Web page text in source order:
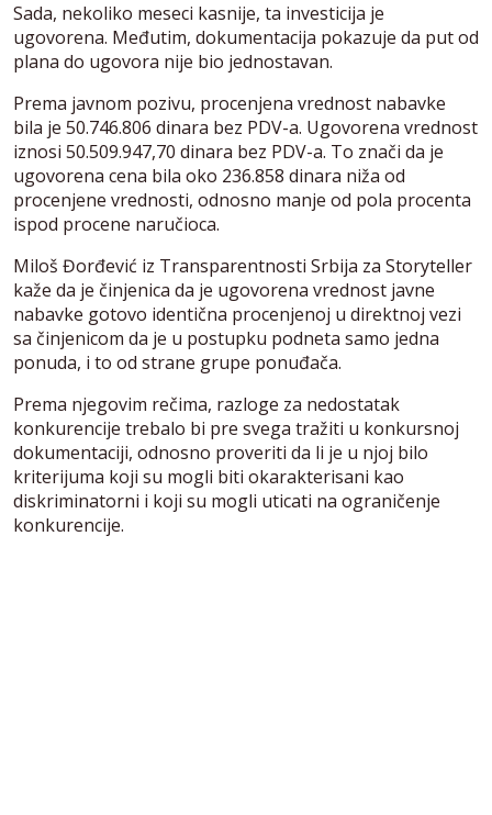
Sada, nekoliko meseci kasnije, ta investicija je
ugovorena. Međutim, dokumentacija pokazuje da put od
plana do ugovora nije bio jednostavan.
Prema javnom pozivu, procenjena vrednost nabavke
bila je 50.746.806 dinara bez PDV-a. Ugovorena vrednost
iznosi 50.509.947,70 dinara bez PDV-a. To znači da je
ugovorena cena bila oko 236.858 dinara niža od
procenjene vrednosti, odnosno manje od pola procenta
ispod procene naručioca.
Miloš Đorđević iz Transparentnosti Srbija za Storyteller
kaže da je činjenica da je ugovorena vrednost javne
nabavke gotovo identična procenjenoj u direktnoj vezi
sa činjenicom da je u postupku podneta samo jedna
ponuda, i to od strane grupe ponuđača.
Prema njegovim rečima, razloge za nedostatak
konkurencije trebalo bi pre svega tražiti u konkursnoj
dokumentaciji, odnosno proveriti da li je u njoj bilo
kriterijuma koji su mogli biti okarakterisani kao
diskriminatorni i koji su mogli uticati na ograničenje
konkurencije.